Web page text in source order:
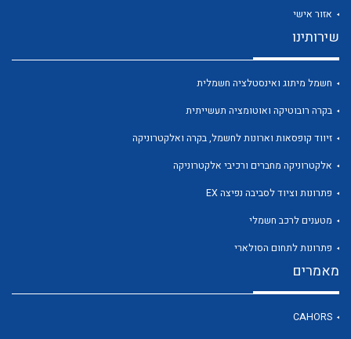
לכל מוצרי היצרן
אזור אישי
שירותינו
חשמל מיתוג ואינסטלציה חשמלית
בקרה רובוטיקה ואוטומציה תעשייתית
זיווד קופסאות וארונות לחשמל, בקרה ואלקטרוניקה
אלקטרוניקה מחברים ורכיבי אלקטרוניקה
פתרונות וציוד לסביבה נפיצה EX
מטענים לרכב חשמלי
פתרונות לתחום הסולארי
מאמרים
CAHORS